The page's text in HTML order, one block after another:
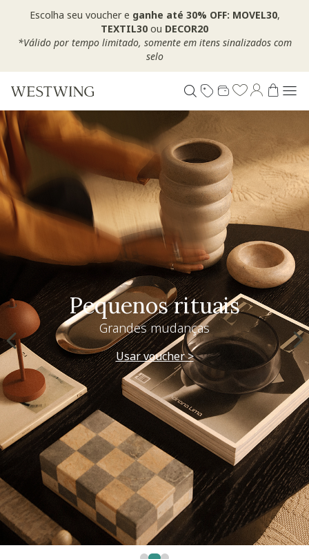
Escolha seu voucher e ganhe até 30% OFF: MOVEL30,
TEXTIL30 ou DECOR20
*Válido por tempo limitado, somente em itens sinalizados com
selo
Pequenos rituais
Grandes mudanças
Usar voucher >